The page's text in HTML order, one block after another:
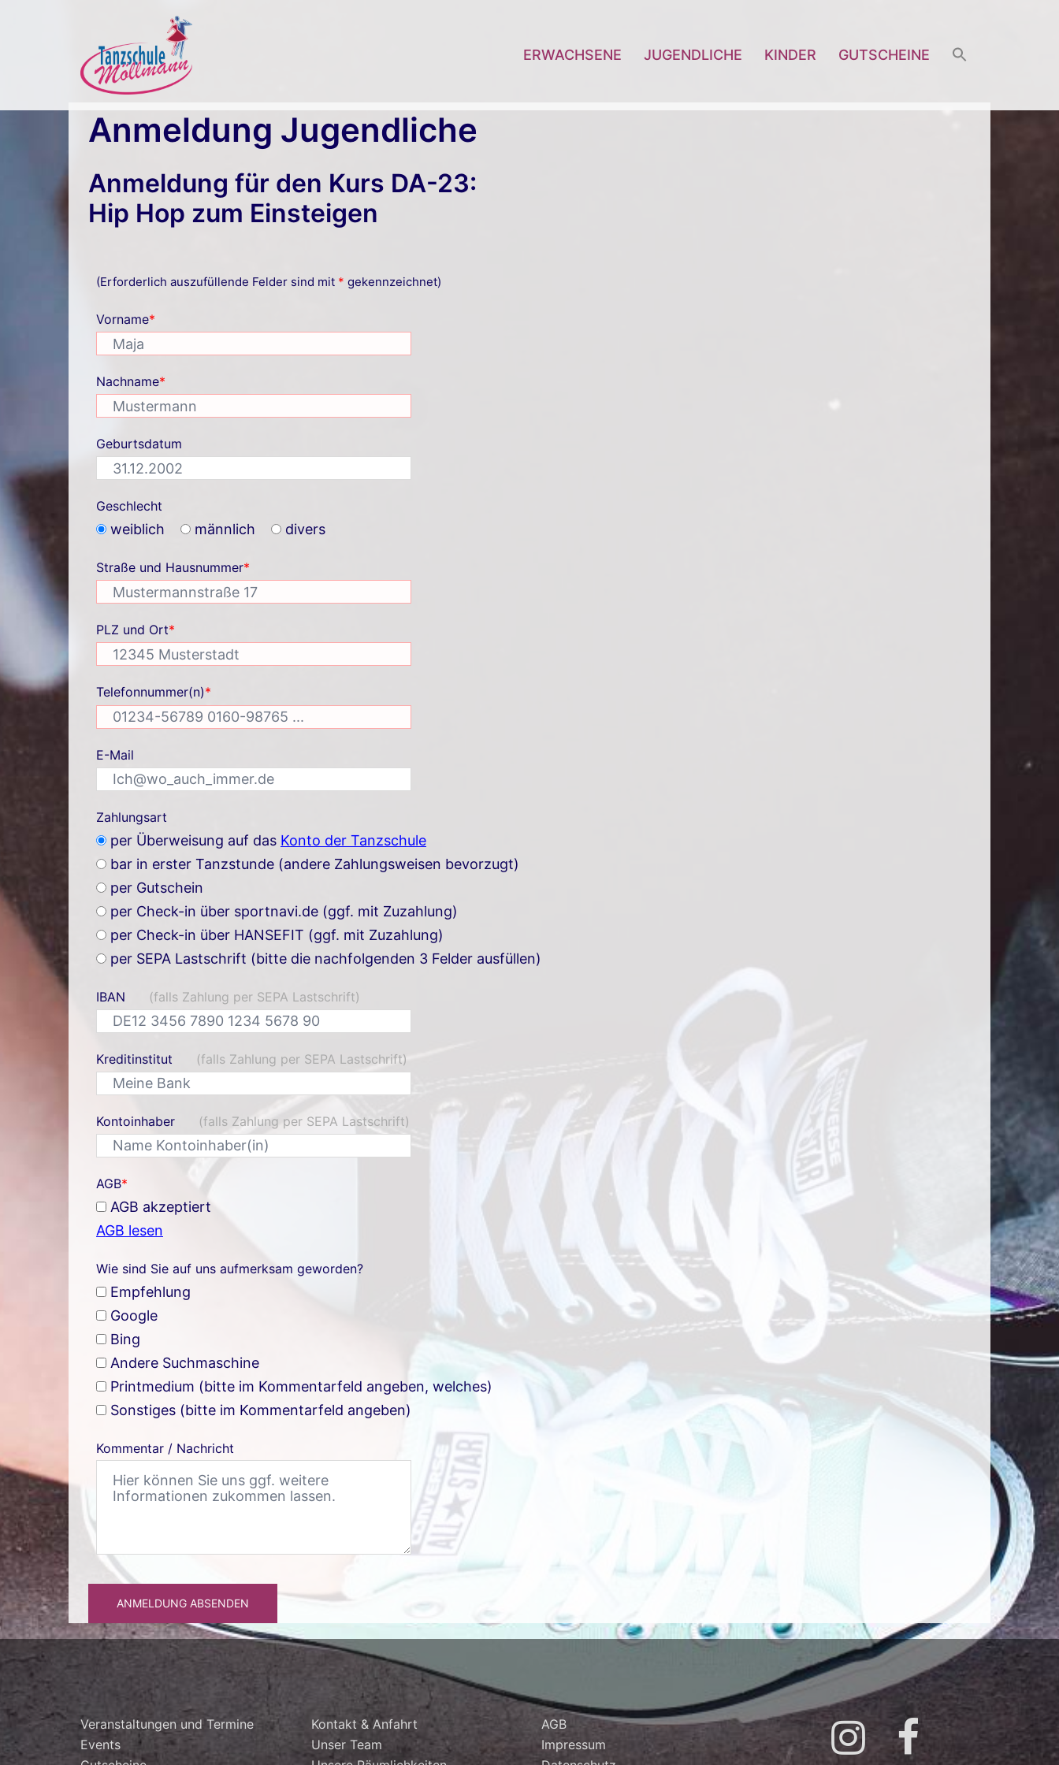
ERWACHSENE JUGENDLICHE KINDER GUTSCHEINE
Anmeldung Jugendliche
Anmeldung für den Kurs DA-23:
Hip Hop zum Einsteigen
(Erforderlich auszufüllende Felder sind mit * gekennzeichnet)
Vorname*
Nachname*
Geburtsdatum
Geschlecht
weiblich männlich divers
Straße und Hausnummer*
PLZ und Ort*
Telefonnummer(n)*
E-Mail
Zahlungsart
per Überweisung auf das Konto der Tanzschule
bar in erster Tanzstunde (andere Zahlungsweisen bevorzugt)
per Gutschein
per Check-in über sportnavi.de (ggf. mit Zuzahlung)
per Check-in über HANSEFIT (ggf. mit Zuzahlung)
per SEPA Lastschrift (bitte die nachfolgenden 3 Felder ausfüllen)
IBAN (falls Zahlung per SEPA Lastschrift)
Kreditinstitut (falls Zahlung per SEPA Lastschrift)
Kontoinhaber (falls Zahlung per SEPA Lastschrift)
AGB*
AGB akzeptiert
AGB lesen
Wie sind Sie auf uns aufmerksam geworden?
Empfehlung
Google
Bing
Andere Suchmaschine
Printmedium (bitte im Kommentarfeld angeben, welches)
Sonstiges (bitte im Kommentarfeld angeben)
Kommentar / Nachricht
ANMELDUNG ABSENDEN
Veranstaltungen und Termine
Events
Kontakt & Anfahrt
Unser Team
AGB
Impressum
Instagram Facebook